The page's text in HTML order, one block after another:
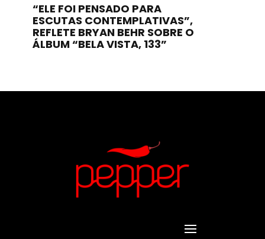
“ELE FOI PENSADO PARA
ESCUTAS CONTEMPLATIVAS”,
REFLETE BRYAN BEHR SOBRE O
ÁLBUM “BELA VISTA, 133”